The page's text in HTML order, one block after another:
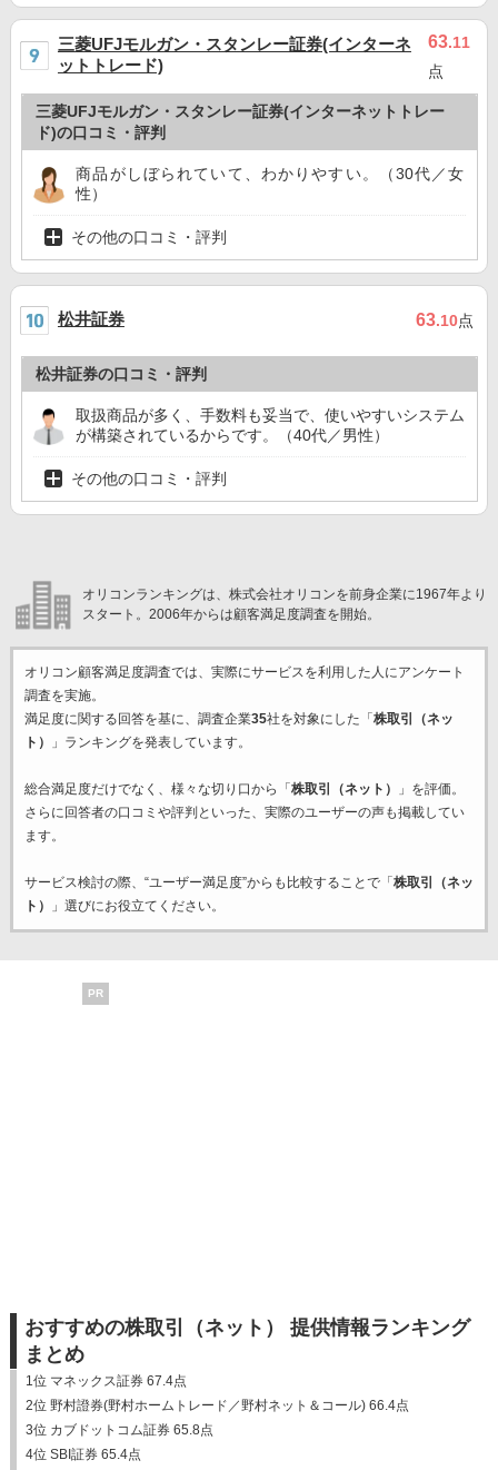
三菱UFJモルガン・スタンレー証券(インターネ
ットトレード)
63.11
点
三菱UFJモルガン・スタンレー証券(インターネットトレー
ド)の口コミ・評判
商品がしぼられていて、わかりやすい。（30代／女
性）
その他の口コミ・評判
松井証券 63.10点
松井証券の口コミ・評判
取扱商品が多く、手数料も妥当で、使いやすいシステム
が構築されているからです。（40代／男性）
その他の口コミ・評判
オリコンランキングは、株式会社オリコンを前身企業に1967年より
スタート。2006年からは顧客満足度調査を開始。
オリコン顧客満足度調査では、実際にサービスを利用した 人にアンケート
調査を実施。
満足度に関する回答を基に、調査企業35社を対象にした「株取引（ネッ
ト）
」ランキングを発表しています。
総合満足度だけでなく、様々な切り口から「株取引（ネット）
」を評価。
さらに回答者の口コミや評判といった、実際のユーザーの声も掲載してい
ます。
サービス検討の際、“ユーザー満足度”からも比較することで「株取引（ネッ
ト）
」選びにお役立てください。
PR
おすすめの株取引（ネット） 提供情報ランキング
まとめ
1位 マネックス証券 67.4点
2位 野村證券(野村ホームトレード／野村ネット＆コール) 66.4点
3位 カブドットコム証券 65.8点
4位 SBI証券 65.4点